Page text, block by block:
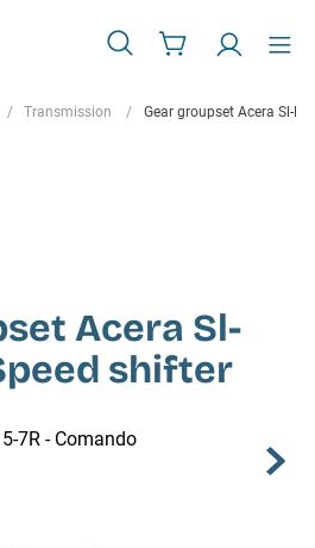
Transmission Gear groupset Acera Sl-
Acera Sl-
shifter